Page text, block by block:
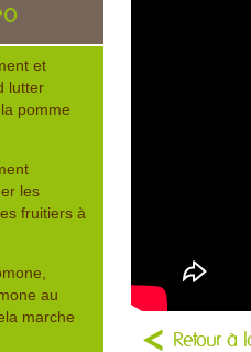
et
lutter
pomme
les
fruitiers à
au
marche
Retour à